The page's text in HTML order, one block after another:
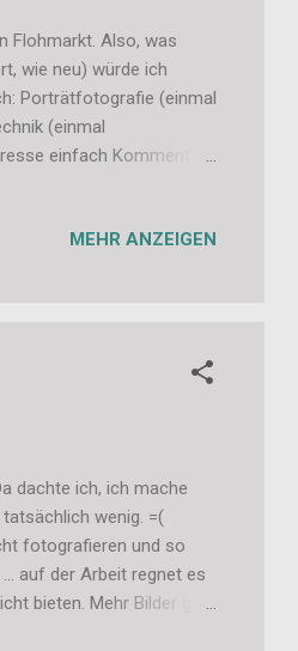
Flohmarkt. Also, was
wie neu) würde ich
Porträtfotografie (einmal
(einmal
einfach Kommentar
MEHR ANZEIGEN
dachte ich, ich mache
wenig. =(
fotografieren und so
auf der Arbeit regnet es
bieten. Mehr Bilder gibt